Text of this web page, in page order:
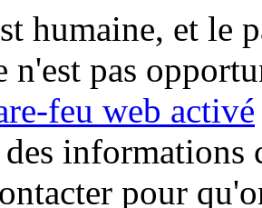
humaine, et le
n'est pas
feu web activé
informations
pour